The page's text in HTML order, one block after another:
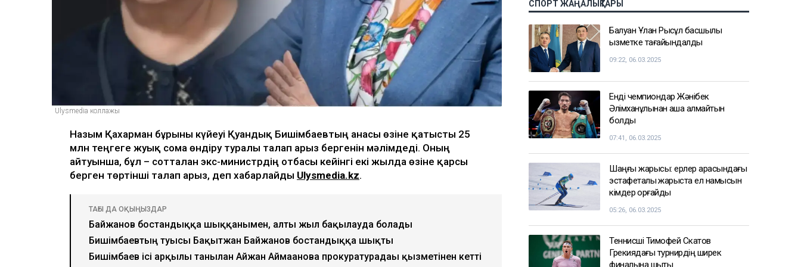
Ulysmedia коллажы
Назым Қахарман бұрынғы күйеуі Қуандық Бишімбаевтың анасы өзіне қатысты 25
млн теңгеге жуық сома өндіру туралы талап арыз бергенін мәлімдеді. Оның
айтуынша, бұл – сотталған экс-министрдің отбасы кейінгі екі жылда өзіне қарсы
берген төртінші талап арыз, деп хабарлайды Ulysmedia.kz.
ТАҒЫ ДА ОҚЫҢЫЗДАР
Байжанов бостандыққа шыққанымен, алты жыл бақылауда болады
Бишімбаевтың туысы Бақытжан Байжанов бостандыққа шықты
Бишімбаев ісі арқылы танылған Айжан Аймағанова прокуратурадағы қызметінен кетті
СПОРТ ЖАҢАЛЫҚТАРЫ
Балуан Ұлан Рысқұл басшылық
қызметке тағайындалды
09:22, 06.03.2025
Енді чемпиондар Жәнібек
Әлімханұлынан қаша алмайтын
болды
07:41, 06.03.2025
Шаңғы жарысы: ерлер арасындағы
эстафеталық жарыста ел намысын
кімдер қорғайды
05:26, 06.03.2025
Теннисші Тимофей Скатов
Грекиядағы турнирдің ширек